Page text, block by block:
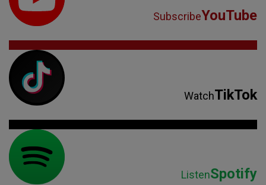
SubscribeYouTube
WatchTikTok
ListenSpotify